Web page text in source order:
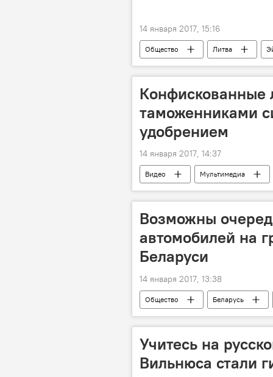
14 января 2017, 15:16
Общество Литва
стройка
Дела
Конфискованные
таможенниками
удобрением
14 января 2017, 14:37
Видео Мультимедиа
сигареты
Возможны
автомобилей на
Беларуси
14 января 2017, 13:38
Общество Беларусь
очередь
"Котловка"
Учитесь на
Вильнюса стали